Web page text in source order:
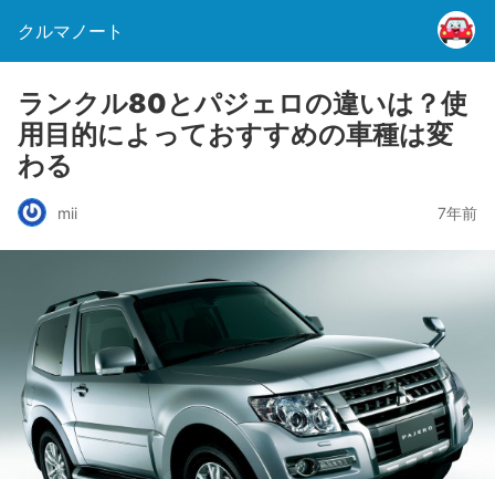
クルマノート
ランクル80とパジェロの違いは？使
用目的によっておすすめの車種は変
わる
mii 7年前